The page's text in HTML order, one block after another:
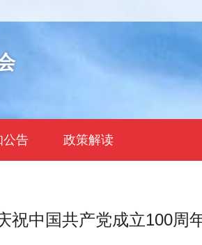
公告 政策解读
中国共产党成立100周